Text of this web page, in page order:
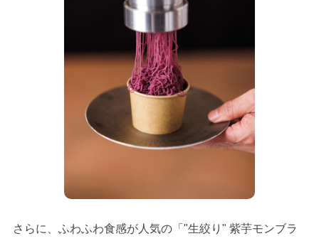
さらに、ふわふわ食感が人気の「"生絞り" 紫芋モンブラ